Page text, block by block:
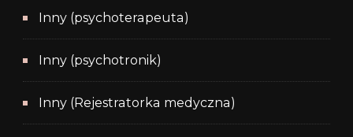
Inny (psychoterapeuta)
Inny (psychotronik)
Inny (Rejestratorka medyczna)